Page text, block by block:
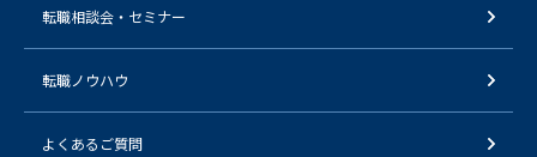
転職相談会・セミナー
転職ノウハウ
よくあるご質問